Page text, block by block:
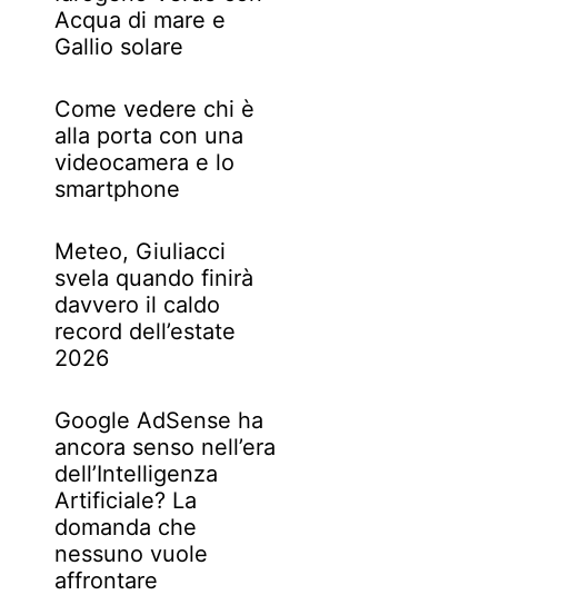
Acqua di mare e
Gallio solare
Come vedere chi è
alla porta con una
videocamera e lo
smartphone
Meteo, Giuliacci
svela quando finirà
davvero il caldo
record dell’estate
2026
Google AdSense ha
ancora senso nell’era
dell’Intelligenza
Artificiale? La
domanda che
nessuno vuole
affrontare